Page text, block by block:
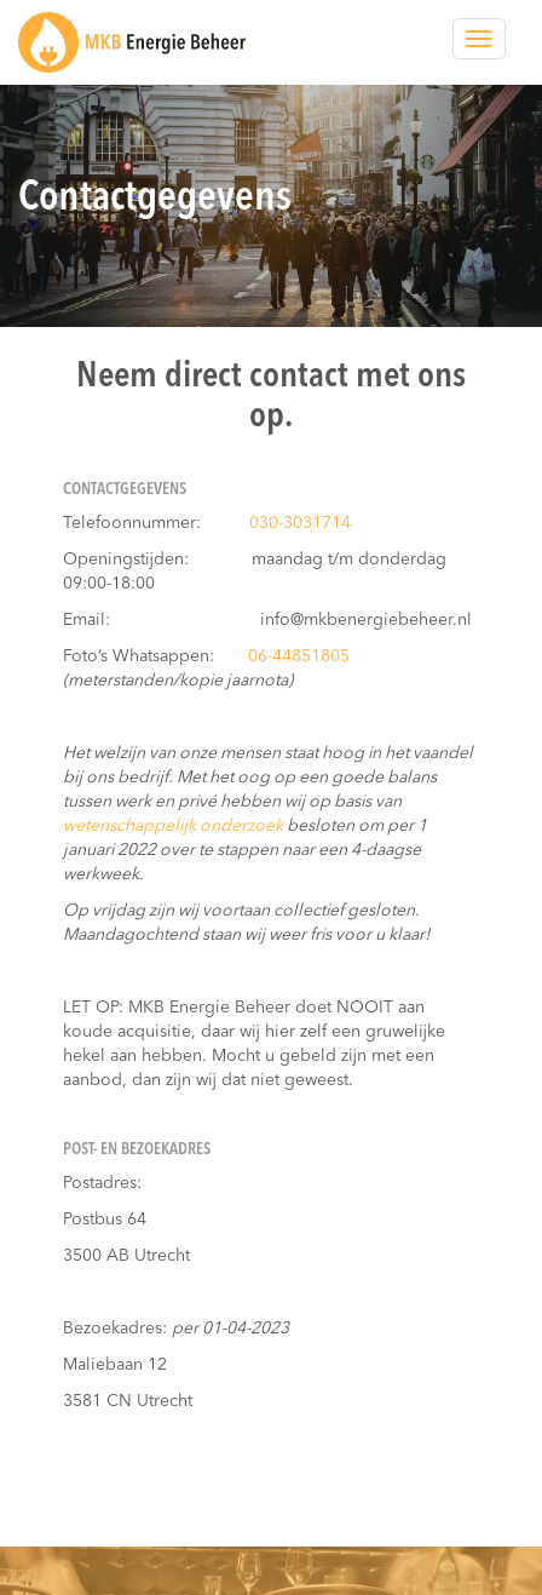
Toggle
Contactgegevens
Neem direct contact met ons
op.
CONTACTGEGEVENS
Telefoonnummer:030-3031714
Openingstijden: maandag t/m donderdag
09:00-18:00
Email: info@mkbenergiebeheer.nl
Foto’s Whatsappen:06-44851805
(meterstanden/kopie jaarnota)
Het welzijn van onze mensen staat hoog in het vaandel
bij ons bedrijf. Met het oog op een goede balans
tussen werk en privé hebben wij op basis van
wetenschappelijk onderzoekbesloten om per 1
januari 2022 over te stappen naar een 4-daagse
werkweek.
Op vrijdag zijn wij voortaan collectief gesloten.
Maandagochtend staan wij weer fris voor u klaar!
LET OP: MKB Energie Beheer doet NOOIT aan
koude acquisitie, daar wij hier zelf een gruwelijke
hekel aan hebben. Mocht u gebeld zijn met een
aanbod, dan zijn wij dat niet geweest.
POST- EN BEZOEKADRES
Postadres:
Postbus 64
3500 AB Utrecht
Bezoekadres: per 01-04-2023
Maliebaan 12
3581 CN Utrecht